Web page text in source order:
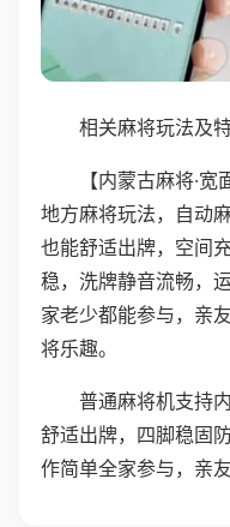
相关麻将玩法及
【内蒙古麻将·
地方麻将玩法，自动
也能舒适出牌，空间
稳，洗牌静音流畅，
家老少都能参与，亲
将乐趣。
普通麻将机支持
舒适出牌，四脚稳固
作简单全家参与，亲